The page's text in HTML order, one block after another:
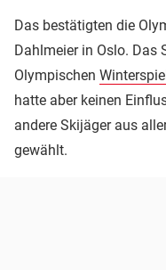
Das bestätigten die
Dahlmeier in Oslo. Das
Olympischen
hatte aber keinen
andere Skijäger aus
gewählt.